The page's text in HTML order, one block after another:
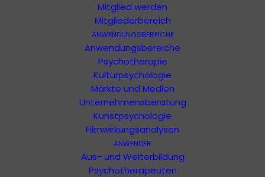
Mitglied werden
Mitgliederbereich
ANWENDUNGSBEREICHE
Anwendungsbereiche
Psychotherapie
Kulturpsychologie
Märkte und Medien
Unternehmensberatung
Kunstpsychologie
Filmwirkungsanalysen
ANWENDER
Aus- und Weiterbildung
Psychotherapeuten
Ergebnisse Ihrer Suche oder Ihres Filters
Kunsterleben